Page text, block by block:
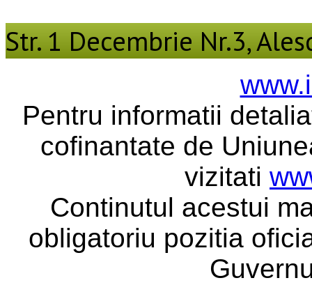
Str. 1 Decembrie Nr.3,
Pentru informatii
cofinantate de
vizitati
Continutul acestui
obligatoriu pozitia